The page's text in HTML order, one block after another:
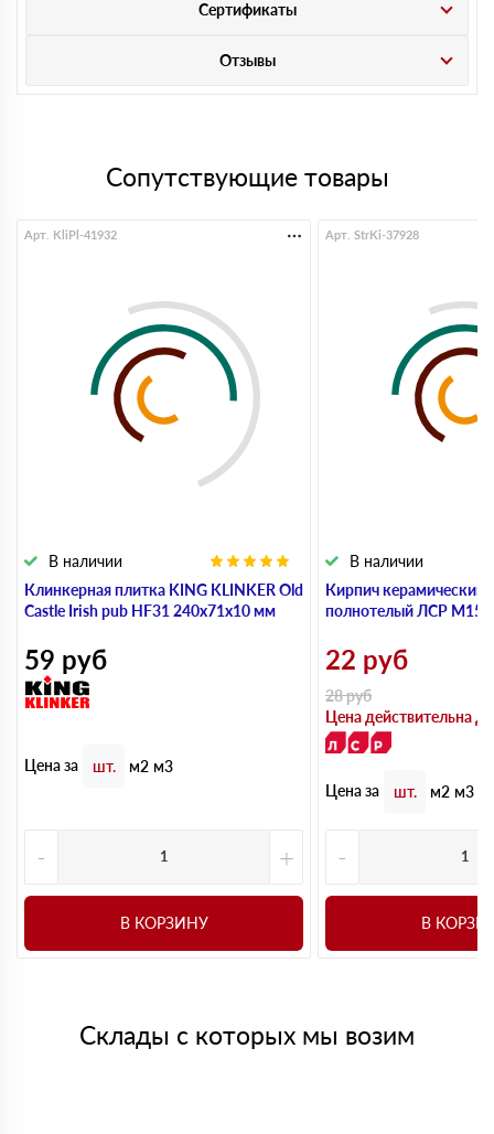
Сертификаты
Отзывы
Сопутствующие товары
Клинкерная плитка KING KLINKER Old
Castle Irish pub HF31 240х71х10 мм
В наличии
Арт. KliPl-41932
59 руб
Цена за шт. м2 м3
- +
В КОРЗИНУ
Кирпич керамический
полнотелый ЛСР
В наличии
Арт. StrKi-37928
22 руб
28руб
Цена действительна
Цена за шт. м2 м3
-
В
Склады с которых мы возим